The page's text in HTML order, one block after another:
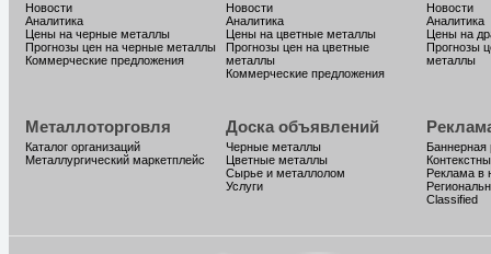
Новости
Аналитика
Цены на черные металлы
Прогнозы цен на черные металлы
Коммерческие предложения
Новости
Аналитика
Цены на цветные металлы
Прогнозы цен на цветные
металлы
Коммерческие предложения
Новости
Аналитика
Цены на
Прогнозы
металлы
Металлоторговля
Каталог организаций
Металлургический маркетплейс
Доска объявлений
Черные металлы
Цветные металлы
Сырье и металлолом
Услуги
Баннерная
Реклама в
Classified